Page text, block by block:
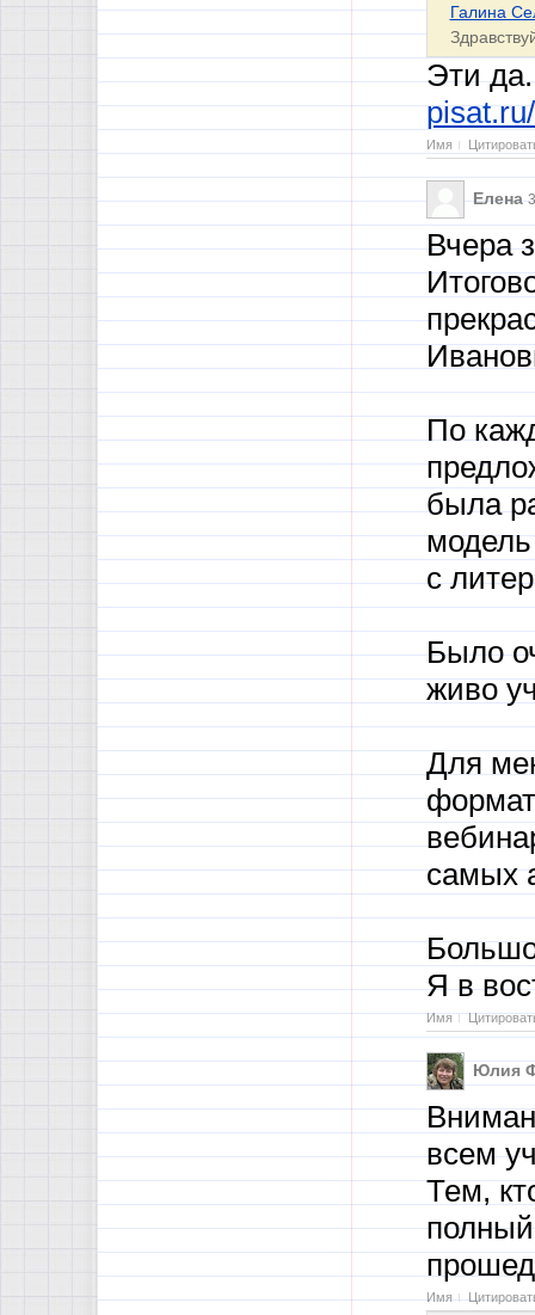
Галина
Эти
Имя
Елена
Вчера
По
была
с
Было
живо
Для
самых
Я в
Имя
Юлия
всем
Тем,
Имя